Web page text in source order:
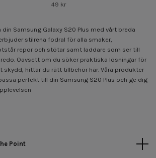
49 kr
Samsung Galaxy S20 Plus med vårt breda
stilrena fodral för alla smaker,
repor och stötar samt laddare som ser till
Oavsett om du söker praktiska lösningar för
skydd, hittar du rätt tillbehör här. Våra produkter
perfekt till din Samsung S20 Plus och ge dig
Point